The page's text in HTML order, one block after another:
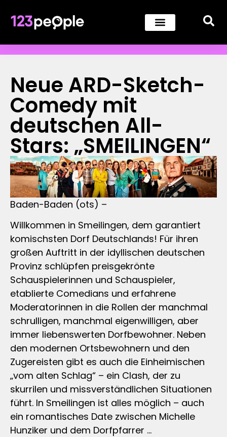
Neue ARD-Sketch-
Comedy mit
deutschen All-
Stars: „SMEILINGEN“
Baden-Baden (ots) –
Willkommen in Smeilingen, dem garantiert
komischsten Dorf Deutschlands! Für ihren
großen Auftritt in der idyllischen deutschen
Provinz schlüpfen preisgekrönte
Schauspielerinnen und Schauspieler,
etablierte Comedians und erfahrene
Moderatorinnen in die Rollen der manchmal
schrulligen, manchmal eigenwilligen, aber
immer liebenswerten Dorfbewohner. Neben
den modernen Ortsbewohnern und den
Zugereisten gibt es auch die Einheimischen
„vom alten Schlag“ – ein Clash, der zu
skurrilen und missverständlichen Situationen
führt. In Smeilingen ist alles möglich – auch
ein romantisches Date zwischen Michelle
Hunziker und dem Dorfpfarrer …